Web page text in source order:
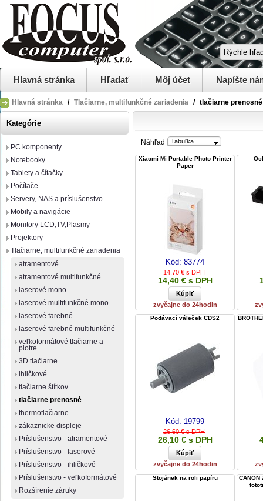
Hlavná stránka Hľadať Môj účet Napíšte
Hlavná stránka / Tlačiarne, multifunkčné zariadenia / tlačiarne prenosné
Kategórie
PC komponenty
Notebooky
Tablety a čítačky
Počítače
Servery, NAS a príslušenstvo
Mobily a navigácie
Monitory LCD,TV,Plasmy
Projektory
Tlačiarne, multifunkčné zariadenia
atramentové
atramentové multifunkčné
laserové mono
laserové multifunkčné mono
laserové farebné
laserové farebné multifunkčné
veľkoformátové tlačiarne a
plotre
3D tlačiarne
ihličkové
tlačiarne štítkov
tlačiarne prenosné
thermotlačiarne
zákaznicke displeje
Príslušenstvo - atramentové
Príslušenstvo - laserové
Príslušenstvo - ihličkové
Príslušenstvo - veľkoformátové
Rozšírenie záruky
Náhľad Tabuľka
Xiaomi Mi Portable Photo Printer
Paper
Kód: 83774
14,70 € s DPH
14,40 € s DPH
zvyčajne do 24hodin
Podávací váleček CDS2
Kód: 19799
26,60 € s DPH
26,10 € s DPH
zvyčajne do 24hodin
Stojánek na roli papíru